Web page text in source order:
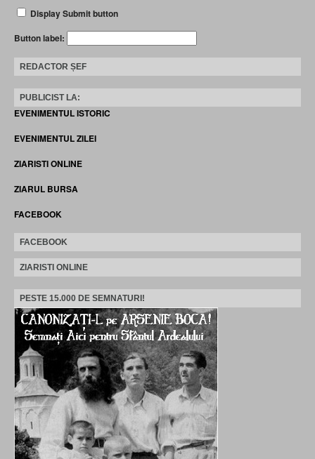
Display Submit button
Button label:
REDACTOR ȘEF
PUBLICIST LA:
EVENIMENTUL ISTORIC
EVENIMENTUL ZILEI
ZIARISTI ONLINE
ZIARUL BURSA
FACEBOOK
FACEBOOK
ZIARISTI ONLINE
PESTE 15.000 DE SEMNATURI!